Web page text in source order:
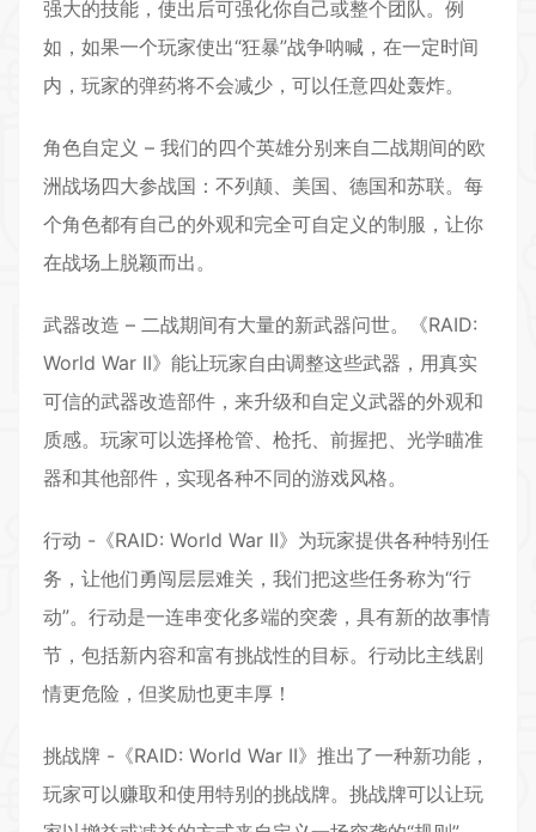
强大的技能，使出后可强化你自己或整个团队。例
如，如果一个玩家使出“狂暴”战争呐喊，在一定时间
内，玩家的弹药将不会减少，可以任意四处轰炸。
角色自定义 – 我们的四个英雄分别来自二战期间的欧
洲战场四大参战国：不列颠、美国、德国和苏联。每
个角色都有自己的外观和完全可自定义的制服，让你
在战场上脱颖而出。
武器改造 – 二战期间有大量的新武器问世。《RAID:
World War II》能让玩家自由调整这些武器，用真实
可信的武器改造部件，来升级和自定义武器的外观和
质感。玩家可以选择枪管、枪托、前握把、光学瞄准
器和其他部件，实现各种不同的游戏风格。
行动 -《RAID: World War II》为玩家提供各种特别任
务，让他们勇闯层层难关，我们把这些任务称为“行
动”。行动是一连串变化多端的突袭，具有新的故事情
节，包括新内容和富有挑战性的目标。行动比主线剧
情更危险，但奖励也更丰厚！
挑战牌 -《RAID: World War II》推出了一种新功能，
玩家可以赚取和使用特别的挑战牌。挑战牌可以让玩